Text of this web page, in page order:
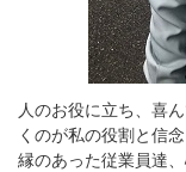
人のお役に立ち、喜
くのが私の役割と信
縁のあった従業員達